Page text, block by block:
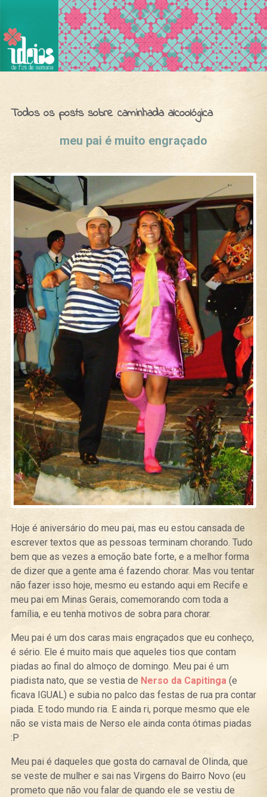
Ideias de Fim de Semana
Todos os posts sobre caminhada alcoológica
meu pai é muito engraçado
Hoje é aniversário do meu pai, mas eu estou cansada de
escrever textos que as pessoas terminam chorando. Tudo
bem que as vezes a emoção bate forte, e a melhor forma
de dizer que a gente ama é fazendo chorar. Mas vou tentar
não fazer isso hoje, mesmo eu estando aqui em Recife e
meu pai em Minas Gerais, comemorando com toda a
família, e eu tenha motivos de sobra para chorar.
Meu pai é um dos caras mais engraçados que eu conheço,
é sério. Ele é muito mais que aqueles tios que contam
piadas ao final do almoço de domingo. Meu pai é um
piadista nato, que se vestia de Nerso da Capitinga (e
ficava IGUAL) e subia no palco das festas de rua pra contar
piada. E todo mundo ria. E ainda ri, porque mesmo que ele
não se vista mais de Nerso ele ainda conta ótimas piadas
:P
Meu pai é daqueles que gosta do carnaval de Olinda, que
se veste de mulher e sai nas Virgens do Bairro Novo (eu
prometo que não vou falar de quando ele se vestiu de